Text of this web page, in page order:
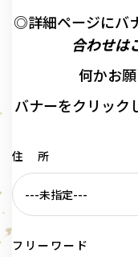
◎詳細ページにバ
合わせは
何かお
バナーをクリック
住 所
フリーワード